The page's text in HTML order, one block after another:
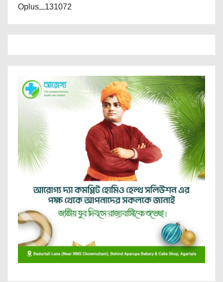
Oplus_131072